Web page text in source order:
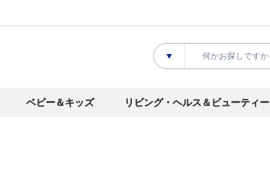
ベビー＆キッズ リビング・ヘルス＆ビューティー